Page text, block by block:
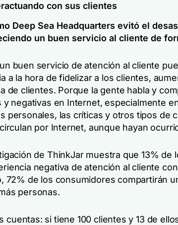
con sus clientes
Deep Sea Headquarters evitó el
un buen servicio al cliente de
buen servicio de atención al cliente
a la hora de fidelizar a los clientes,
de clientes. Porque la gente habla y
y negativas en Internet, especialmente
personales, las críticas y otros tipos de
por Internet, aunque hayan
de ThinkJar muestra que 13% de
negativa de atención al cliente
72% de los consumidores compartirán
personas.
cuentas: si tiene 100 clientes y 13 de